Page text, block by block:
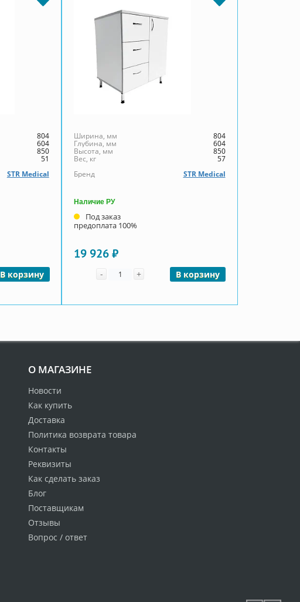
804
604
850
51
STR Medical
В корзину
Ширина, мм 804
Глубина, мм 604
Высота, мм 850
Вес, кг
57
Бренд
STR Medical
Наличие РУ
Под заказ
предоплата 100%
19 926 ₽
- Количество
+ В корзину
О МАГАЗИНЕ
Новости
Как купить
Доставка
Политика возврата товара
Контакты
Реквизиты
Как сделать заказ
Блог
Поставщикам
Отзывы
Вопрос / ответ